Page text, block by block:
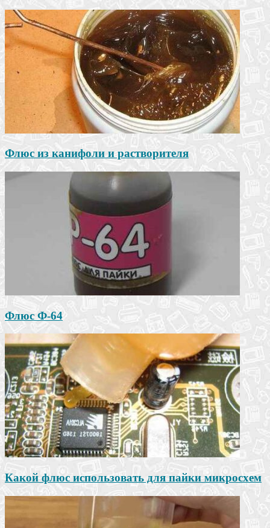
Флюс из канифоли и растворителя
Флюс Ф-64
Какой флюс использовать для пайки микросхем